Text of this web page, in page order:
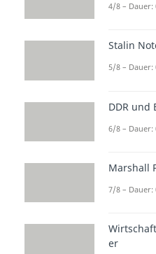
4/8 – Dauer:
Stalin
5/8 – Dauer:
DDR und
6/8 – Dauer:
Marshall
7/8 – Dauer:
er